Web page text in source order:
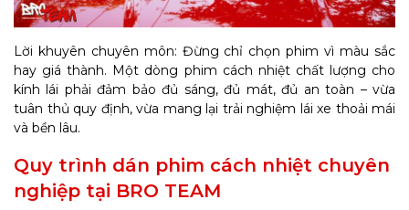
Lời khuyên chuyên môn: Đừng chỉ chọn phim vì màu sắc
hay giá thành. Một dòng phim cách nhiệt chất lượng cho
kính lái phải đảm bảo đủ sáng, đủ mát, đủ an toàn – vừa
tuân thủ quy định, vừa mang lại trải nghiệm lái xe thoải mái
và bền lâu.
Quy trình dán phim cách nhiệt chuyên
nghiệp tại BRO TEAM